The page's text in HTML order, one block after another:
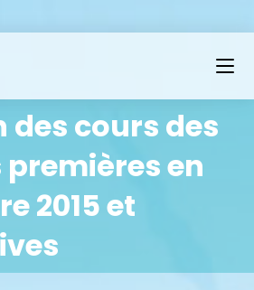
des cours des
en
2015 et